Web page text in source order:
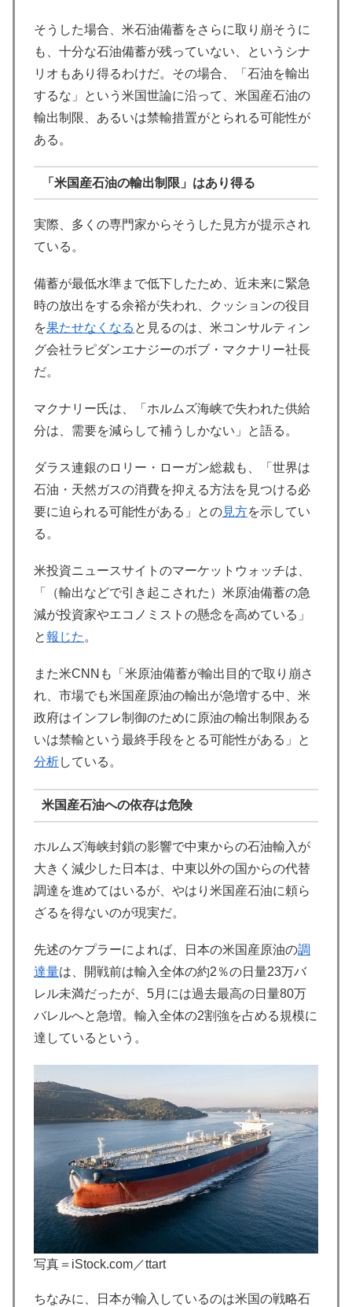
そうした場合、米石油備蓄をさらに取り崩そうに
も、十分な石油備蓄が残っていない、というシナ
リオもあり得るわけだ。その場合、「石油を輸出
するな」という米国世論に沿って、米国産石油の
輸出制限、あるいは禁輸措置がとられる可能性が
ある。
「米国産石油の輸出制限」はあり得る
実際、多くの専門家からそうした見方が提示され
ている。
備蓄が最低水準まで低下したため、近未来に緊急
時の放出をする余裕が失われ、クッションの役目
を果たせなくなる と見るのは、米コンサルティン
グ会社ラピダンエナジーのボブ・マクナリー社長
だ。
マクナリー氏は、「ホルムズ海峡で失われた供給
分は、需要を減らして補うしかない」と語る。
ダラス連銀のロリー・ローガン総裁も、「世界は
石油・天然ガスの消費を抑える方法を見つける必
要に迫られる可能性がある」との見方を示してい
る。
米投資ニュースサイトのマーケットウォッチは、
「（輸出などで引き起こされた）米原油備蓄の急
減が投資家やエコノミストの懸念を高めている」
と報じた 。
また米CNNも「米原油備蓄が輸出目的で取り崩さ
れ、市場でも米国産原油の輸出が急増する中、米
政府はインフレ制御のために原油の輸出制限ある
いは禁輸という最終手段をとる可能性がある」と
分析している。
米国産石油への依存は危険
ホルムズ海峡封鎖の影響で中東からの石油輸入が
大きく減少した日本は、中東以外の国からの代替
調達を進めてはいるが、やはり米国産石油に頼ら
ざるを得ないのが現実だ。
先述のケプラーによれば、日本の米国産原油の調
達量は、開戦前は輸入全体の約2％の日量23万バ
レル未満だったが、5月には過去最高の日量80万
バレルへと急増。輸入全体の2割強を占める規模に
達しているという。
写真＝iStock.com／ttart
ちなみに、日本が輸入しているのは米国の戦略石